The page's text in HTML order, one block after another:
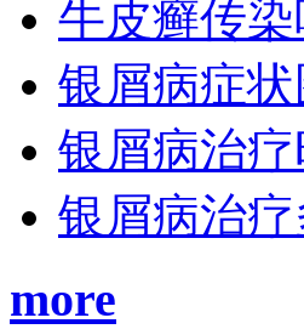
牛皮癣传染
银屑病症
银屑病治疗
银屑病治
more